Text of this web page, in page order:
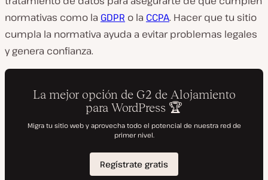
normativas como la GDPR o la CCPA. Hacer que tu sitio
cumpla la normativa ayuda a evitar problemas legales
y genera confianza.